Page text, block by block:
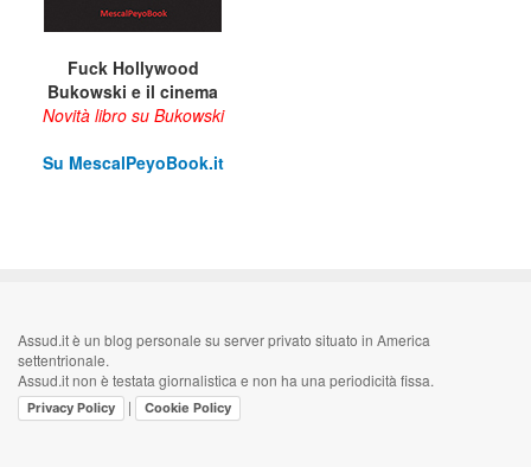
Fuck Hollywood
Bukowski e il cinema
Novità libro su Bukowski
Su MescalPeyoBook.it
Assud.it è un blog personale su server privato situato in America
settentrionale.
Assud.it non è testata giornalistica e non ha una periodicità fissa.
Privacy Policy | Cookie Policy